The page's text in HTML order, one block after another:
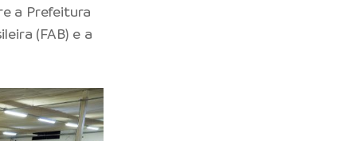
a Prefeitura
(FAB) e a